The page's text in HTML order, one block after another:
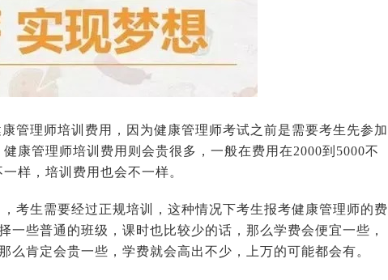
管理师培训费用，因为健康管理师考试之前是需要考生先参加
康管理师培训费用则会贵很多，一般在费用在2000到5000不
样，培训费用也会不一样。
考生需要经过正规培训，这种情况下考生报考健康管理师的费
一些普通的班级，课时也比较少的话，那么学费会便宜一些，
么肯定会贵一些，学费就会高出不少，上万的可能都会有。